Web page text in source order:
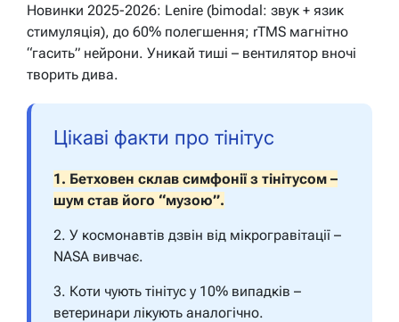
Новинки 2025-2026: Lenire (bimodal: звук + язик
стимуляція), до 60% полегшення; rTMS магнітно
“гасить” нейрони. Уникай тиші – вентилятор вночі
творить дива.
Цікаві факти про тінітус
1. Бетховен склав симфонії з тінітусом –
шум став його “музою”.
2. У космонавтів дзвін від мікрогравітації –
NASA вивчає.
3. Коти чують тінітус у 10% випадків –
ветеринари лікують аналогічно.